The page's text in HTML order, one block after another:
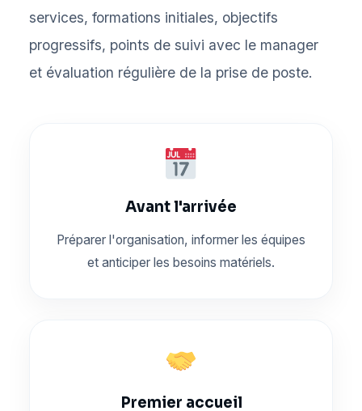
services, formations initiales, objectifs
progressifs, points de suivi avec le manager
et évaluation régulière de la prise de poste.
Avant l'arrivée
Préparer l'organisation, informer les équipes
et anticiper les besoins matériels.
Premier accueil